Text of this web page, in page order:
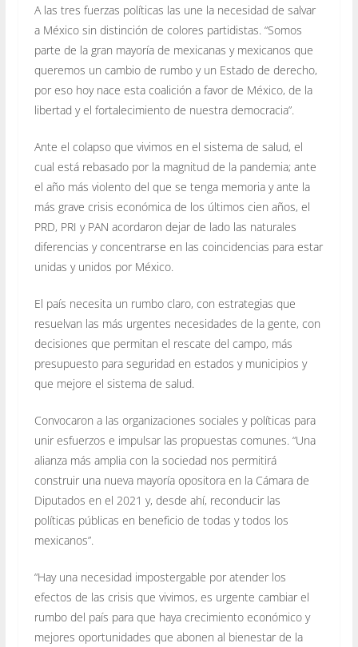
A las tres fuerzas políticas las une la necesidad de salvar
a México sin distinción de colores partidistas. “Somos
parte de la gran mayoría de mexicanas y mexicanos que
queremos un cambio de rumbo y un Estado de derecho,
por eso hoy nace esta coalición a favor de México, de la
libertad y el fortalecimiento de nuestra democracia”.
Ante el colapso que vivimos en el sistema de salud, el
cual está rebasado por la magnitud de la pandemia; ante
el año más violento del que se tenga memoria y ante la
más grave crisis económica de los últimos cien años, el
PRD, PRI y PAN acordaron dejar de lado las naturales
diferencias y concentrarse en las coincidencias para estar
unidas y unidos por México.
El país necesita un rumbo claro, con estrategias que
resuelvan las más urgentes necesidades de la gente, con
decisiones que permitan el rescate del campo, más
presupuesto para seguridad en estados y municipios y
que mejore el sistema de salud.
Convocaron a las organizaciones sociales y políticas para
unir esfuerzos e impulsar las propuestas comunes. “Una
alianza más amplia con la sociedad nos permitirá
construir una nueva mayoría opositora en la Cámara de
Diputados en el 2021 y, desde ahí, reconducir las
políticas públicas en beneficio de todas y todos los
mexicanos”.
“Hay una necesidad impostergable por atender los
efectos de las crisis que vivimos, es urgente cambiar el
rumbo del país para que haya crecimiento económico y
mejores oportunidades que abonen al bienestar de la